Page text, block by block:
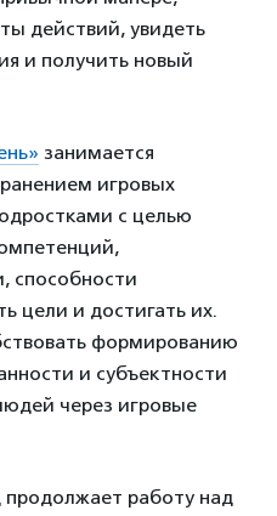
действий, увидеть
и получить новый
занимается
игровых
с целью
способности
цели и достигать их.
формированию
и субъектности
через игровые
работу над